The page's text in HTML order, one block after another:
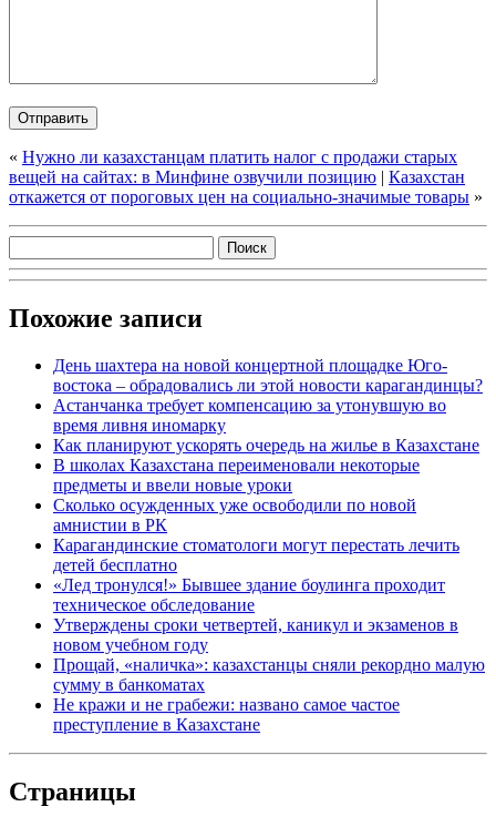
« Нужно ли казахстанцам платить налог с продажи старых
вещей на сайтах: в Минфине озвучили позицию | Казахстан
откажется от пороговых цен на социально-значимые товары »
Похожие записи
День шахтера на новой концертной площадке Юго-
востока – обрадовались ли этой новости карагандинцы?
Астанчанка требует компенсацию за утонувшую во
время ливня иномарку
Как планируют ускорять очередь на жилье в Казахстане
В школах Казахстана переименовали некоторые
предметы и ввели новые уроки
Сколько осужденных уже освободили по новой
амнистии в РК
Карагандинские стоматологи могут перестать лечить
детей бесплатно
«Лед тронулся!» Бывшее здание боулинга проходит
техническое обследование
Утверждены сроки четвертей, каникул и экзаменов в
новом учебном году
Прощай, «наличка»: казахстанцы сняли рекордно малую
сумму в банкоматах
Не кражи и не грабежи: названо самое частое
преступление в Казахстане
Страницы